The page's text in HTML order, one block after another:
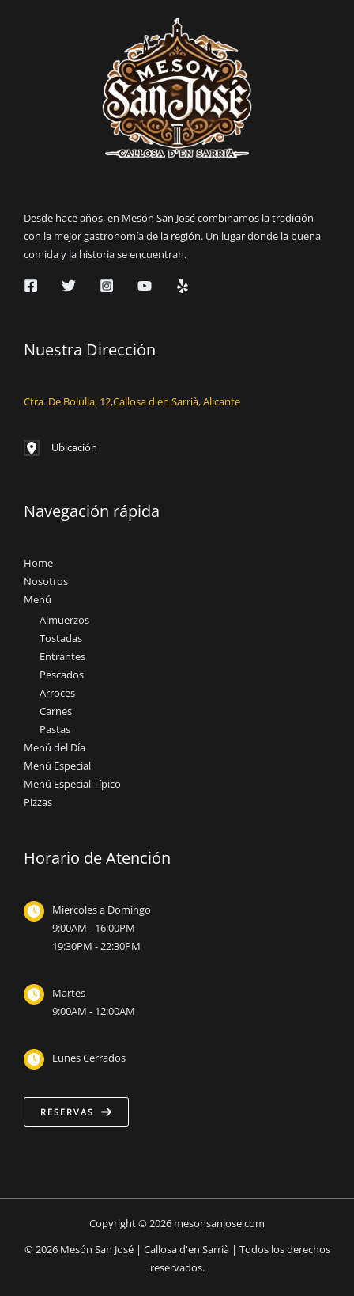
Desde hace años, en Mesón San José combinamos la tradición
con la mejor gastronomía de la región. Un lugar donde la buena
comida y la historia se encuentran.
Nuestra Dirección
Ctra. De Bolulla, 12,Callosa d'en Sarrià, Alicante
Ubicación
Navegación rápida
Home
Nosotros
Menú
Almuerzos
Tostadas
Entrantes
Pescados
Arroces
Carnes
Pastas
Menú del Día
Menú Especial
Menú Especial Típico
Pizzas
Horario de Atención
Miercoles a Domingo
9:00AM - 16:00PM
19:30PM - 22:30PM
Martes
9:00AM - 12:00AM
Lunes Cerrados
RESERVAS
Copyright © 2026 mesonsanjose.com
©2026Mesón San José | Callosa d'en Sarrià | Todos los derechos
reservados.